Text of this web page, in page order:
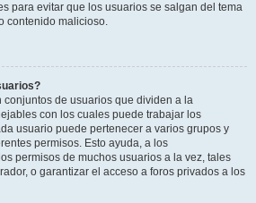
para evitar que los usuarios se salgan del tema
contenido malicioso.
conjuntos de usuarios que dividen a la
con los cuales puede trabajar los
usuario puede pertenecer a varios grupos y
permisos. Esto ayuda, a los
permisos de muchos usuarios a la vez, tales
o garantizar el acceso a foros privados a los